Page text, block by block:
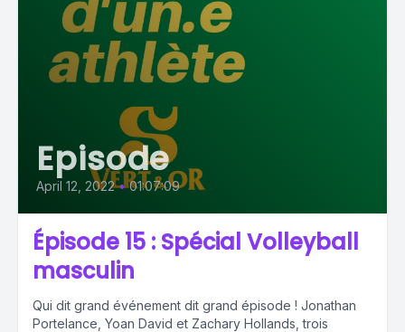
Episode
April 12, 2022 • 01:07:09
Épisode 15 : Spécial Volleyball
masculin
Qui dit grand événement dit grand épisode ! Jonathan
Portelance, Yoan David et Zachary Hollands, trois